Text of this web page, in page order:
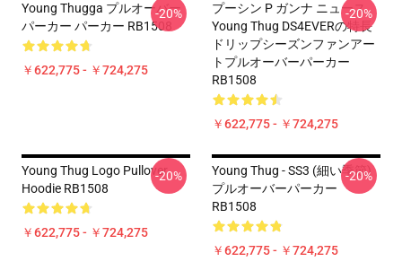
Young Thugga プルオーバー
パーカー パーカー RB1508
￥622,775 - ￥724,275
-20%
プーシン P ガンナ ニュース
Young Thug DS4EVERの特長
ドリップシーズンファンアー
トプルオーバーパーカー
RB1508
￥622,775 - ￥724,275
-20%
Young Thug Logo Pullover
Hoodie RB1508
￥622,775 - ￥724,275
-20%
Young Thug - SS3 (細い季節)
プルオーバーパーカー
RB1508
￥622,775 - ￥724,275
-20%